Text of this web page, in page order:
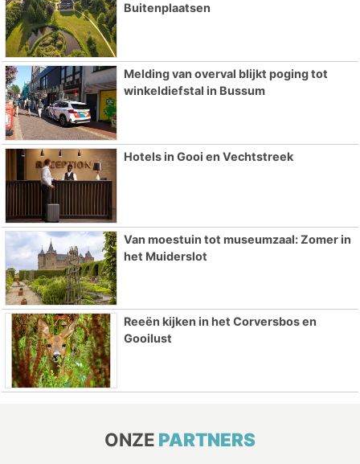
Buitenplaatsen
Melding van overval blijkt poging tot
winkeldiefstal in Bussum
Hotels in Gooi en Vechtstreek
Van moestuin tot museumzaal: Zomer in
het Muiderslot
Reeën kijken in het Corversbos en
Gooilust
ONZE PARTNERS